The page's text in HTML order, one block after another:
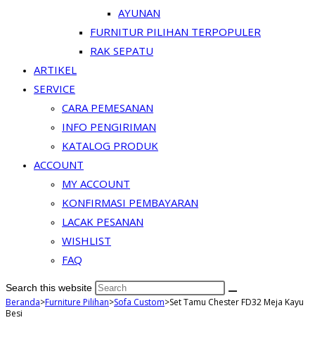
AYUNAN
FURNITUR PILIHAN TERPOPULER
RAK SEPATU
ARTIKEL
SERVICE
CARA PEMESANAN
INFO PENGIRIMAN
KATALOG PRODUK
ACCOUNT
MY ACCOUNT
KONFIRMASI PEMBAYARAN
LACAK PESANAN
WISHLIST
FAQ
Search this website
Beranda>Furniture Pilihan>Sofa Custom>Set Tamu Chester FD32 Meja Kayu
Besi